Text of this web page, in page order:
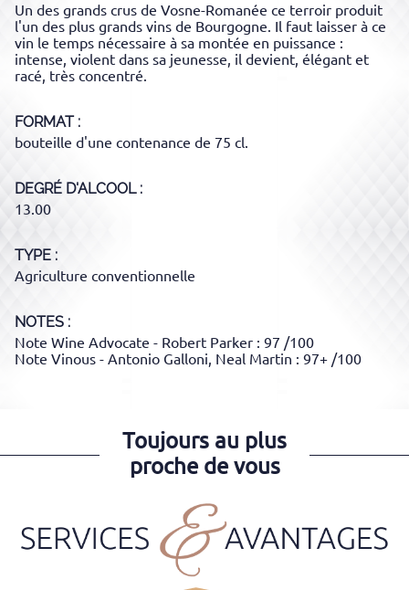
Un des grands crus de Vosne-Romanée ce terroir produit
l'un des plus grands vins de Bourgogne. Il faut laisser à ce
vin le temps nécessaire à sa montée en puissance :
intense, violent dans sa jeunesse, il devient, élégant et
racé, très concentré.
FORMAT
bouteille d'une contenance de 75 cl.
DEGRÉ D'ALCOOL
13.00
TYPE
Agriculture conventionnelle
NOTES :
Note Wine Advocate - Robert Parker : 97 /100
Note Vinous - Antonio Galloni, Neal Martin : 97+ /100
Toujours au plus
proche de vous